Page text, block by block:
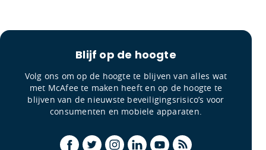
Blijf op de hoogte
Volg ons om op de hoogte te blijven van alles wat
met McAfee te maken heeft en op de hoogte te
blijven van de nieuwste beveiligingsrisico’s voor
consumenten en mobiele apparaten.